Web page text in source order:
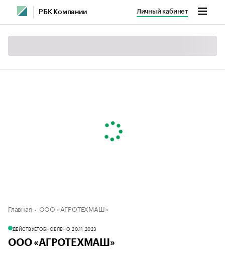
РБК Компании Личный кабинет
Главная ООО «АГРОТЕХМАШ»
ДЕЙСТВУЕТОБНОВЛЕНО, 20.11.2023
ООО «АГРОТЕХМАШ»